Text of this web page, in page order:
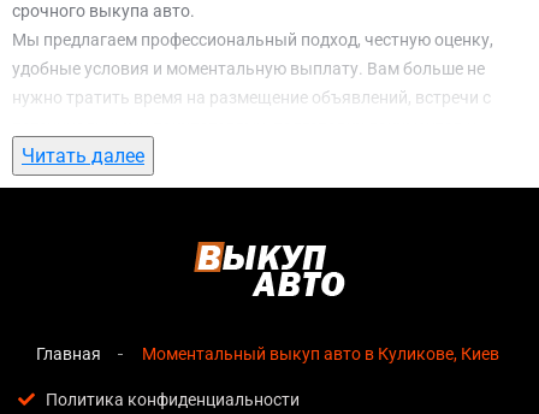
срочного выкупа авто.
Мы предлагаем профессиональный подход, честную оценку,
удобные условия и моментальную выплату. Вам больше не
нужно тратить время на размещение объявлений, встречи с
ожидание. С нами вы можете
Куликове, Киеввсего за 1 день.
моментальный выкуп авто в Куликове,
Мгновенная оценка— предварительная стоимость
озвучивается сразу после обращения, без скрытых
Читать далее
Главная Моментальный выкуп авто в Куликове, Киев
Политика конфиденциальности